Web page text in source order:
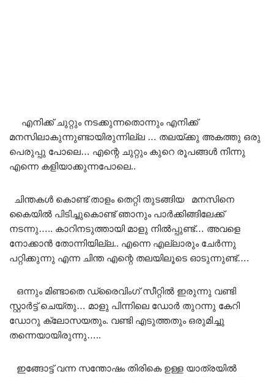
എനിക്ക് ചുറ്റും നടക്കുന്നതൊന്നും എനിക്ക്
മനസിലാകുന്നുണ്ടായിരുന്നില്ല … തലയ്ക്കു അകത്തു ഒരു
പെരുപ്പു പോലെ… എന്റെ ചുറ്റും കുറെ രൂപങ്ങൾ നിന്നു
എന്നെ കളിയാക്കുന്നപോലെ..
ചിന്തകൾ കൊണ്ട് താളം തെറ്റി തുടങ്ങിയ മനസിനെ
കൈയിൽ പിടിച്ചുകൊണ്ട് ഞാനും പാർക്കിങ്ങിലേക്ക്
നടന്നു….. കാറിനടുത്തായി മാളു നിൽപ്പുണ്ട്… അവളെ
നോക്കാൻ തോന്നിയില്ല.. എന്നെ എല്ലാരും ചേർന്നു
പറ്റിക്കുന്നു എന്ന ചിന്ത എന്റെ തലയിലൂടെ ഓടുന്നുണ്ട്….
ഒന്നും മിണ്ടാതെ ഡ്രൈവിംഗ് സീറ്റിൽ ഇരുന്നു വണ്ടി
സ്റ്റാർട്ട്‌ ചെയ്തു… മാളു പിന്നിലെ ഡോർ തുറന്നു കേറി
ഡോറു ക്ലോസയതും. വണ്ടി എടുത്തതും ഒരുമിച്ചു
തന്നെയായിരുന്നു…..
ഇങ്ങോട്ട് വന്ന സന്തോഷം തിരികെ ഉള്ള യാത്രയിൽ